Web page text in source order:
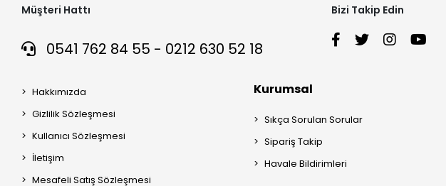
Müşteri Hattı
0541 762 84 55 - 0212 630 52 18
Bizi Takip Edin
Hakkımızda
Gizlilik Sözleşmesi
Kullanıcı Sözleşmesi
İletişim
Mesafeli Satış Sözleşmesi
Kurumsal
Sıkça Sorulan Sorular
Sipariş Takip
Havale Bildirimleri